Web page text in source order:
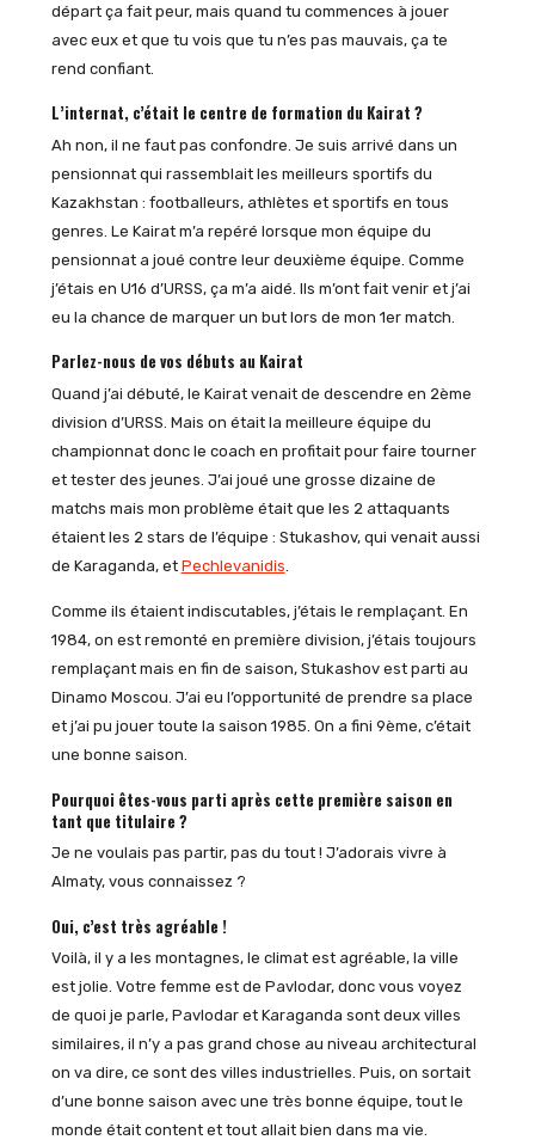
départ ça fait peur, mais quand tu commences à jouer
avec eux et que tu vois que tu n’es pas mauvais, ça te
rend confiant.
L’internat, c’était le centre de formation du Kairat ?
Ah non, il ne faut pas confondre. Je suis arrivé dans un
pensionnat qui rassemblait les meilleurs sportifs du
Kazakhstan : footballeurs, athlètes et sportifs en tous
genres. Le Kairat m’a repéré lorsque mon équipe du
pensionnat a joué contre leur deuxième équipe. Comme
j’étais en U16 d’URSS, ça m’a aidé. Ils m’ont fait venir et j’ai
eu la chance de marquer un but lors de mon 1er match.
Parlez-nous de vos débuts au Kairat
Quand j’ai débuté, le Kairat venait de descendre en 2ème
division d’URSS. Mais on était la meilleure équipe du
championnat donc le coach en profitait pour faire tourner
et tester des jeunes. J’ai joué une grosse dizaine de
matchs mais mon problème était que les 2 attaquants
étaient les 2 stars de l’équipe : Stukashov, qui venait aussi
de Karaganda, et Pechlevanidis
Comme ils étaient indiscutables, j’étais le remplaçant. En
1984, on est remonté en première division, j’étais toujours
remplaçant mais en fin de saison, Stukashov est parti au
Dinamo Moscou. J’ai eu l’opportunité de prendre sa place
et j’ai pu jouer toute la saison 1985. On a fini 9ème, c’était
une bonne saison.
Pourquoi êtes-vous parti après cette première saison en
tant que titulaire ?
Je ne voulais pas partir, pas du tout ! J’adorais vivre à
Almaty, vous connaissez ?
Oui, c’est très agréable !
Voilà, il y a les montagnes, le climat est agréable, la ville
est jolie. Votre femme est de Pavlodar, donc vous voyez
de quoi je parle, Pavlodar et Karaganda sont deux villes
similaires, il n’y a pas grand chose au niveau architectural
on va dire, ce sont des villes industrielles. Puis, on sortait
d’une bonne saison avec une très bonne équipe, tout le
monde était content et tout allait bien dans ma vie.